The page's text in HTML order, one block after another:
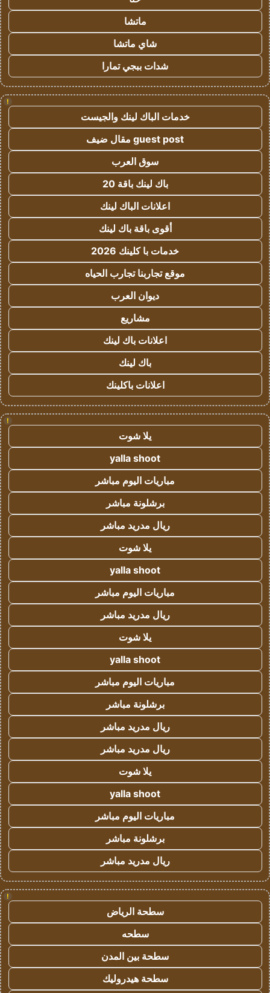
ماتشا
شاي ماتشا
شدات ببجي تمارا
!
خدمات الباك لينك والجيست
guest post مقال ضيف
سوق العرب
باك لينك باقة 20
اعلانات الباك لينك
أقوى باقة باك لينك
خدمات با كلينك 2026
موقع تجاربنا تجارب الحياه
ديوان العرب
مشاريع
اعلانات باك لينك
باك لينك
اعلانات باكلينك
!
يلا شوت
yalla shoot
مباريات اليوم مباشر
برشلونة مباشر
ريال مدريد مباشر
يلا شوت
yalla shoot
مباريات اليوم مباشر
ريال مدريد مباشر
يلا شوت
yalla shoot
مباريات اليوم مباشر
برشلونة مباشر
ريال مدريد مباشر
ريال مدريد مباشر
يلا شوت
yalla shoot
مباريات اليوم مباشر
برشلونة مباشر
ريال مدريد مباشر
!
سطحة الرياض
سطحه
سطحة بين المدن
سطحة هيدروليك